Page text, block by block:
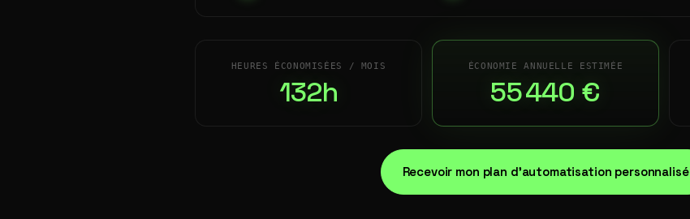
HEURES ÉCONOMISÉES / MOIS
132h
ÉCONOMIE ANNUELLE ESTIMÉE
55 440 €
Recevoir mon plan d'automatisation personnalisé